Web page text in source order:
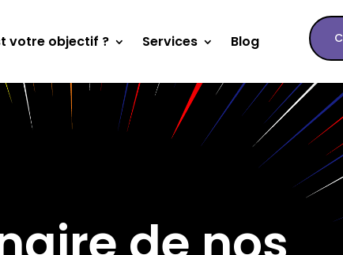
votre objectif ? Services Blog